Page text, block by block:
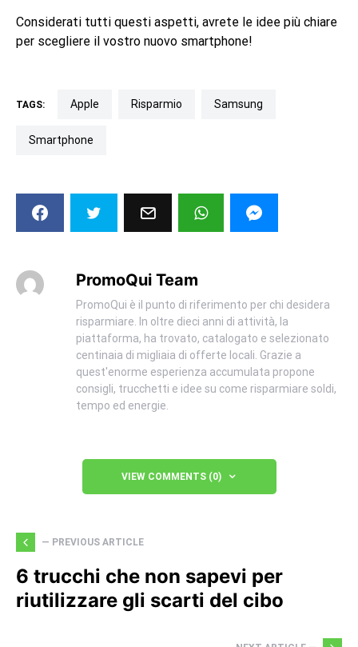
Considerati tutti questi aspetti, avrete le idee più chiare
per scegliere il vostro nuovo smartphone!
TAGS: Apple risparmio Samsung
smartphone
PromoQui Team
PromoQui è il punto di riferimento per chi desidera
risparmiare. In oltre dieci anni di attività, la
piattaforma, ha trovato, catalogato e selezionato
centinaia di migliaia di offerte locali. Grazie a
quest'enorme esperienza accumulata propone
consigli, trucchetti e idee su come risparmiare soldi,
tempo ed energie.
VIEW COMMENTS (0)
— PREVIOUS ARTICLE
6 trucchi che non sapevi per
riutilizzare gli scarti del cibo